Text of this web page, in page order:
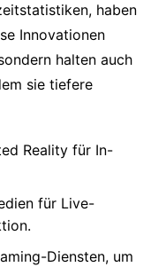
haben
Innovationen
halten auch
sie tiefere
Reality für In-
für Live-
Diensten, um